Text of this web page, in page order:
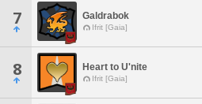
7 Galdrabok
Ifrit [Gaia]
8 Heart to U'nite
Ifrit [Gaia]